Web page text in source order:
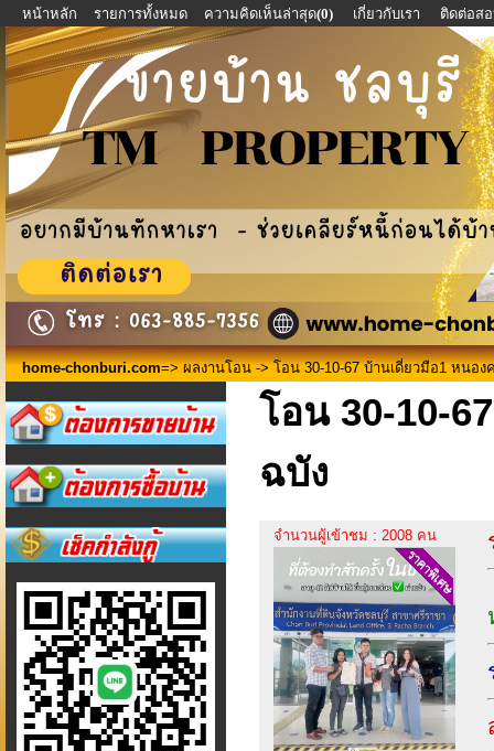
หน้าหลัก รายการทั้งหมด ความคิดเห็นล่าสุด(0) เกี่ยวกับเรา ติดต่อส
home-chonburi.com=> ผลงานโอน -> โอน 30-10-67 บ้านเดี่ยวมือ1 หนอ
โอน 30-10-
ฉบัง
จำนวนผู้เข้าชม : 2008 คน